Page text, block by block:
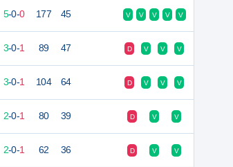
5-0-0 177 45 V V V V V
3-0-1 89 47 D V V V
3-0-1 104 64 D V V V
2-0-1 80 39 D V V
2-0-1 62 36 D V V